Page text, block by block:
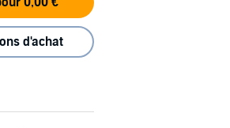
d'achat